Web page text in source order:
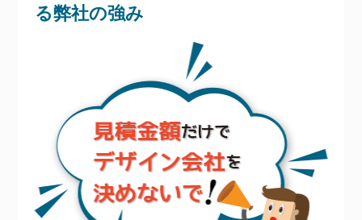
る弊社の強み